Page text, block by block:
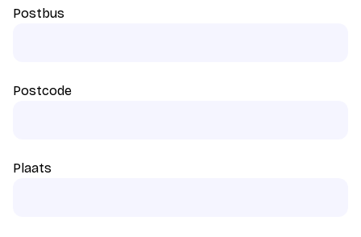
Postbus
Postcode
Plaats